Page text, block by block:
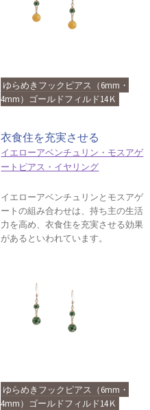
ゆらめきフックピアス（6mm・
4mm）ゴールドフィルド14Ｋ
衣食住を充実させる
イエローアベンチュリン・モスアゲ
ートピアス・イヤリング
イエローアベンチュリンとモスアゲ
ートの組み合わせは、持ち主の生活
力を高め、衣食住を充実させる効果
があるといわれています。
ゆらめきフックピアス（6mm・
4mm）ゴールドフィルド14Ｋ